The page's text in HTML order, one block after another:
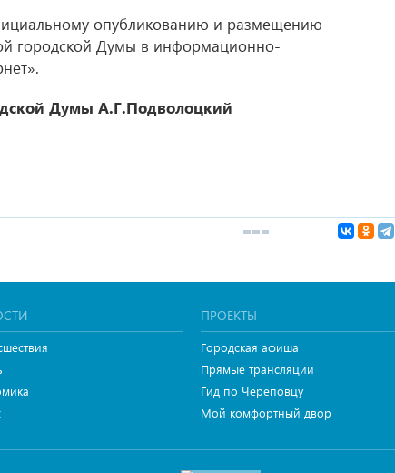
опубликованию и размещению
городской Думы в информационно-
Думы А.Г.Подволоцкий
ПРОЕКТЫ
Городская афиша
Прямые трансляции
Гид по Череповцу
Мой комфортный двор